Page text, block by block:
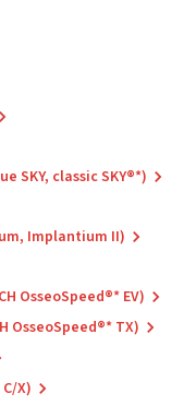
SKY, classic SKY®*)
Implantium II)
OsseoSpeed®* EV)
OsseoSpeed®* TX)
X)